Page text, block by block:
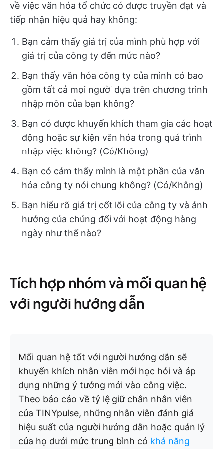
về việc văn hóa tổ chức có được truyền đạt và
tiếp nhận hiệu quả hay không:
Bạn cảm thấy giá trị của mình phù hợp với
giá trị của công ty đến mức nào?
Bạn thấy văn hóa công ty của mình có bao
gồm tất cả mọi người dựa trên chương trình
nhập môn của bạn không?
Bạn có được khuyến khích tham gia các hoạt
động hoặc sự kiện văn hóa trong quá trình
nhập việc không? (Có/Không)
Bạn có cảm thấy mình là một phần của văn
hóa công ty nói chung không? (Có/Không)
Bạn hiểu rõ giá trị cốt lõi của công ty và ảnh
hưởng của chúng đối với hoạt động hàng
ngày như thế nào?
Tích hợp nhóm và mối quan hệ
với người hướng dẫn
Mối quan hệ tốt với người hướng dẫn sẽ
khuyến khích nhân viên mới học hỏi và áp
dụng những ý tưởng mới vào công việc.
Theo báo cáo về tỷ lệ giữ chân nhân viên
của TINYpulse, những nhân viên đánh giá
hiệu suất của người hướng dẫn hoặc quản lý
của họ dưới mức trung bình có khả năng